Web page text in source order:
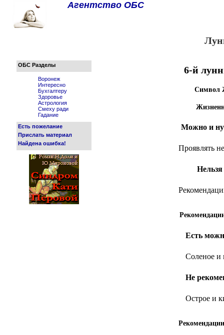
Агентство ОБС
ОБС Разделы
Воронеж
Интересно
Бухгалтеру
Здоровье
Астрология
Смеху ради
Гадание
Есть пожелание
Прислать материал
Найдена ошибка!
6-й
Символ
Можно и
Проявлять
Нельзя
Есть
Соленое и
Не
Острое и